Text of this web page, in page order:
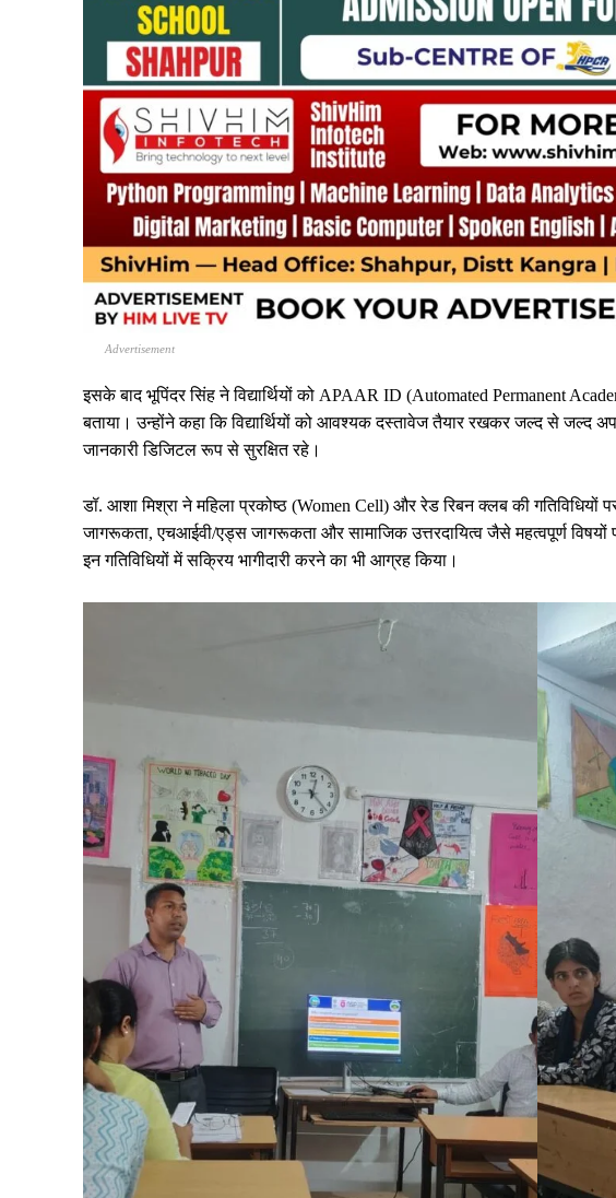
Advertisement
इसके बाद भूपिंदर सिंह ने विद्यार्थियों को APAAR ID (Automated Permanent
बताया। उन्होंने कहा कि विद्यार्थियों को आवश्यक दस्तावेज तैयार रखकर जल्द से जल्द
जानकारी डिजिटल रूप से सुरक्षित रहे।
डॉ. आशा मिश्रा ने महिला प्रकोष्ठ (Women Cell) और रेड रिबन क्लब की गतिविधियों
जागरूकता, एचआईवी/एड्स जागरूकता और सामाजिक उत्तरदायित्व जैसे महत्वपूर्ण विषयों
इन गतिविधियों में सक्रिय भागीदारी करने का भी आग्रह किया।